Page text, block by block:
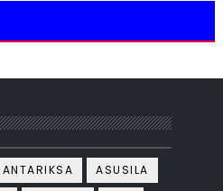
ANTARIKSA
ASUSILA